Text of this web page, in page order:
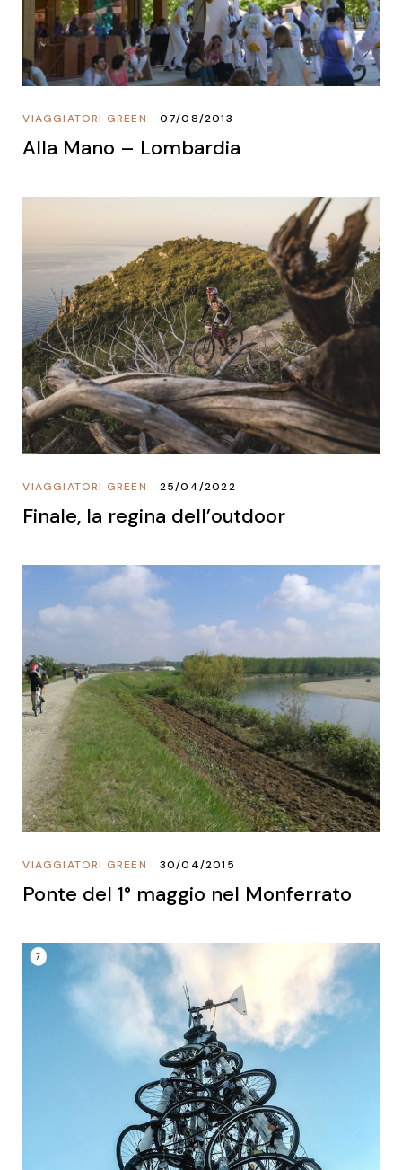
VIAGGIATORI GREEN 07/08/2013
Alla Mano – Lombardia
VIAGGIATORI GREEN 25/04/2022
Finale, la regina dell’outdoor
VIAGGIATORI GREEN 30/04/2015
Ponte del 1° maggio nel Monferrato